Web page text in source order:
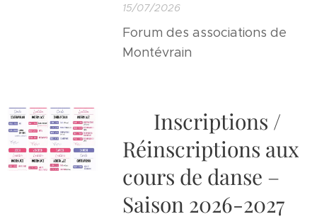
15/07/2026
Forum des associations de
Montévrain
📣 Inscriptions /
Réinscriptions aux
cours de danse –
Saison 2026-2027